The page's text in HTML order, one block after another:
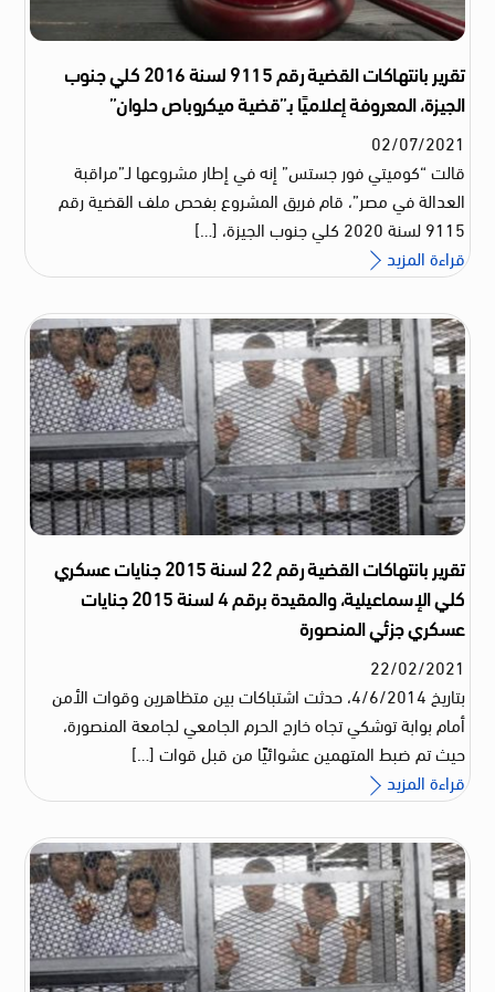
تقرير بانتهاكات القضية رقم 9115 لسنة 2016 كلي جنوب
الجيزة، المعروفة إعلاميًا بـ”قضية ميكروباص حلوان”
02/07/2021
قالت “كوميتي فور جستس” إنه في إطار مشروعها لـ”مراقبة
العدالة في مصر”، قام فريق المشروع بفحص ملف القضية رقم
9115 لسنة 2020 كلي جنوب الجيزة، […]
قراءة المزيد
تقرير بانتهاكات القضية رقم 22 لسنة 2015 جنايات عسكري
كلي الإسماعيلية، والمقيدة برقم 4 لسنة 2015 جنايات
عسكري جزئي المنصورة
22/02/2021
بتاريخ 4/6/2014، حدثت اشتباكات بين متظاهرين وقوات الأمن
أمام بوابة توشكي تجاه خارج الحرم الجامعي لجامعة المنصورة،
حيث تم ضبط المتهمين عشوائيًا من قبل قوات […]
قراءة المزيد